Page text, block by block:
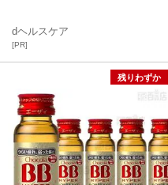
dヘルスケア
[PR]
残りわずか